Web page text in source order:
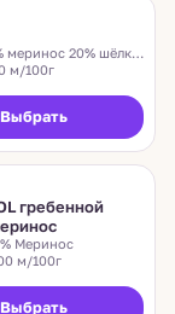
20% шёлк 10% лён
м/100г
Выбрать
гребенной
Меринос
м/100г
Выбрать